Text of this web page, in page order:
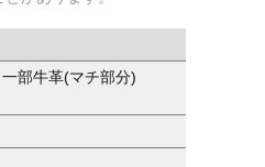
部牛革(マチ部分)